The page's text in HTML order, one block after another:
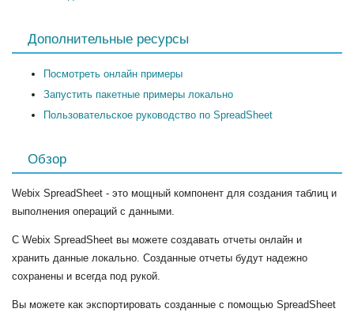
Дополнительные ресурсы
Посмотреть онлайн примеры
Запустить пакетные примеры локально
Пользовательское руководство по SpreadSheet
Обзор
Webix SpreadSheet - это мощный компонент для создания таблиц и
выполнения операций с данными.
С Webix SpreadSheet вы можете создавать отчеты онлайн и
хранить данные локально. Созданные отчеты будут надежно
сохранены и всегда под рукой.
Вы можете как экспортировать созданные с помощью SpreadSheet